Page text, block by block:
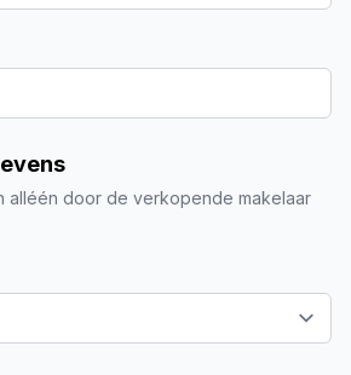
alléén door de verkopende makelaar